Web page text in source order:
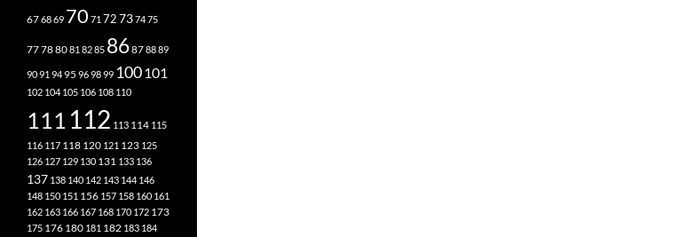
676869 70 71 72737475
77788081 8285 86878889
9091 94 95 969899 100101
102 104 105 106 108 110
111 112 113 114 115
116 117 118 120 121 123 125
126 127 129 130 131 133 136
137 138 140 142 143 144 146
148 150 151 156 157 158 160 161
162 163 166 167 168 170 172 173
175 176 180 181 182 183 184